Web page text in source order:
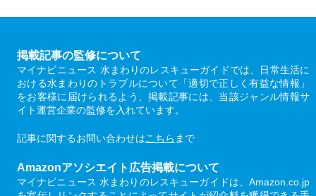
掲載記事の監修について
マイナビニュース 水まわりのレスキューガイドでは、日常生活に
おける水まわりのトラブルについて「適切で正しく有益な情報」
をお客様に届けられるよう、掲載記事には、当該ジャンル情報サ
イト運営企業の監修を入れています。
記事に関するお問い合わせはこちら まで
Amazonアソシエイト広告掲載について
マイナビニュース 水まわりのレスキューガイドは、Amazon.co.jp